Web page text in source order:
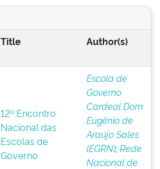
Title Author(s)
12º Encontro
Nacional das
Escolas de
Governo
Escola de
Governo
Cardeal Dom
Eugênio de
Araújo Sales
(EGRN);Rede
Nacional de